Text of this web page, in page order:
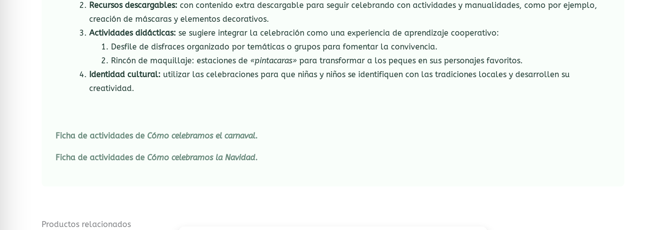
Recursos descargables: con contenido extra descargable para seguir celebrando con actividades y manualidades, como por ejemplo,
creación de máscaras y elementos decorativos.
Actividades didácticas: se sugiere integrar la celebración como una experiencia de aprendizaje cooperativo:
Desfile de disfraces organizado por temáticas o grupos para fomentar la convivencia.
Rincón de maquillaje: estaciones de «pintacaras» para transformar a los peques en sus personajes favoritos.
Identidad cultural: utilizar las celebraciones para que niñas y niños se identifiquen con las tradiciones locales y desarrollen su
creatividad.
Ficha de actividades de Cómo celebramos el carnaval.
Ficha de actividades de Cómo celebramos la Navidad.
Productos relacionados